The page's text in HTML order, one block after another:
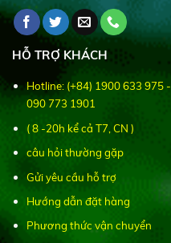
HỖ TRỢ KHÁCH
Hotline: (+84) 1900 633 975 -
090 773 1901
( 8 -20h kể cả T7, CN )
câu hỏi thường gặp
Gửi yêu cầu hỗ trợ
Hướng dẫn đặt hàng
Phương thức vận chuyển